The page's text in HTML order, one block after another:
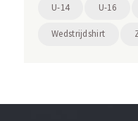
U-14 U-16
Wedstrijdshirt